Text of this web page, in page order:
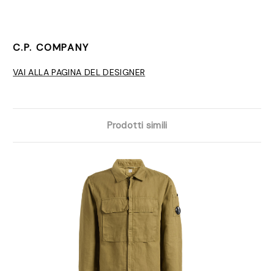
C.P. COMPANY
VAI ALLA PAGINA DEL DESIGNER
Prodotti simili